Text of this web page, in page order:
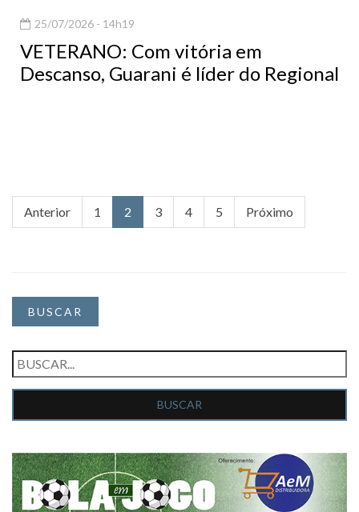
25/07/2026 - 14h19
VETERANO: Com vitória em
Descanso, Guarani é líder do Regional
Anterior 1 2 3 4 5 Próximo
BUSCAR